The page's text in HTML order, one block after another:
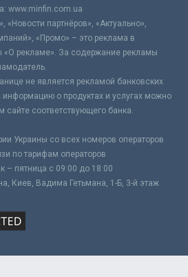
www.minfin.com.ua
партнёров», «Актуально»,
«Промо» – это реклама в
«О рекламе». За содержание рекламы
не является рекламой банковских
о продуктах и услугах можно
сайте соответствующего банка.
Украины со всех номеров операторов
по тарифам операторов
– пятница с 09:00 до 18:00
Киев, Вадима Гетьмана, 1-Б, 3-й этаж